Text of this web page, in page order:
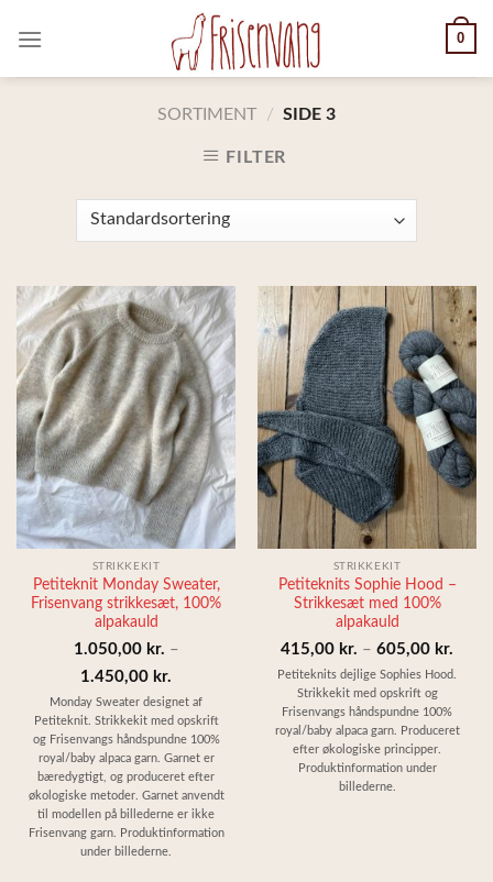
0
SORTIMENT / SIDE 3
FILTER
STRIKKEKIT
Petiteknit Monday Sweater,
Frisenvang strikkesæt, 100%
alpakauld
1.050,00 kr. –
1.450,00 kr.
1.050,00 kr.
til
1.450,00 kr.
Monday Sweater designet af
Petiteknit. Strikkekit med opskrift
og Frisenvangs håndspundne 100%
royal/baby alpaca garn. Garnet er
bæredygtigt, og produceret efter
økologiske metoder. Garnet anvendt
til modellen på billederne er ikke
Frisenvang garn. Produktinformation
under billederne.
STRIKKEKIT
Petiteknits Sophie Hood –
Strikkesæt med 100%
alpakauld
415,00 kr. – 605,00 kr.
Petiteknits dejlige Sophies Hood.
Strikkekit med opskrift og
Frisenvangs håndspundne 100%
royal/baby alpaca garn. Produceret
efter økologiske principper.
Produktinformation under
billederne.